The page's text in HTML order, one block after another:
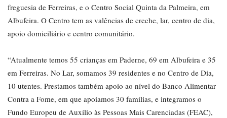
freguesia de Ferreiras, e o Centro Social Quinta da Palmeira, em
Albufeira. O Centro tem as valências de creche, lar, centro de dia,
apoio domiciliário e centro comunitário.
“Atualmente temos 55 crianças em Paderne, 69 em Albufeira e 35
em Ferreiras. No Lar, somamos 39 residentes e no Centro de Dia,
10 utentes. Prestamos também apoio ao nível do Banco Alimentar
Contra a Fome, em que apoiamos 30 famílias, e integramos o
Fundo Europeu de Auxílio às Pessoas Mais Carenciadas (FEAC),